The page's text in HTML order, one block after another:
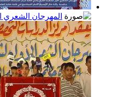
المهرجان الشعري